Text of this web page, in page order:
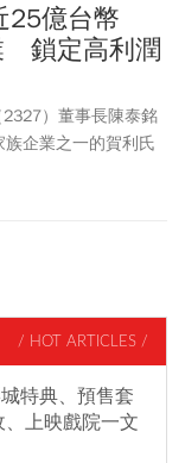
25億台幣
鎖定高利潤
）董事長陳泰銘
企業之一的賀利氏
議，將以7940萬歐
巨集團持續聚焦高
的產品組合，成為
企業國創半導體
與國內MOSFET功
鼎3.5萬張私募發行
30.08%股份，成為
/ HOT ARTICLES /
特典、預售套
上映戲院一文